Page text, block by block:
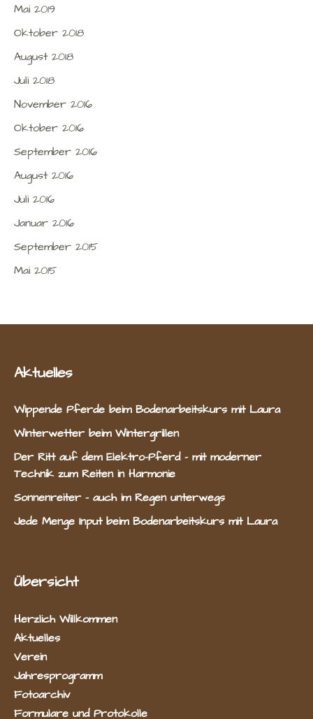
Mai 2019
Oktober 2018
August 2018
Juli 2018
November 2016
Oktober 2016
September 2016
August 2016
Juli 2016
Januar 2016
September 2015
Mai 2015
Aktuelles
Wippende Pferde beim Bodenarbeitskurs mit Laura
Winterwetter beim Wintergrillen
Der Ritt auf dem Elektro-Pferd – mit moderner
Technik zum Reiten in Harmonie
Sonnenreiter – auch im Regen unterwegs
Jede Menge Input beim Bodenarbeitskurs mit Laura
Übersicht
Herzlich Willkommen
Aktuelles
Verein
Jahresprogramm
Fotoarchiv
Formulare und Protokolle